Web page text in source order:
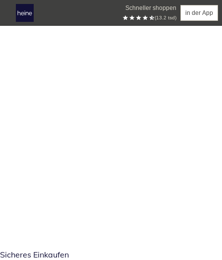
Schneller shoppen
(13.2 tsd)
in der App
Sicheres Einkaufen